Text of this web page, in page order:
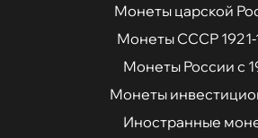
Монеты царской
Монеты СССР 1921-
Монеты России с
Монеты
Иностранные